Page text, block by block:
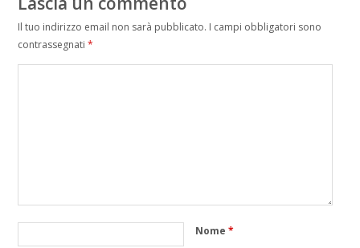
Il tuo indirizzo email non sarà pubblicato. I campi obbligatori sono
contrassegnati *
Nome *